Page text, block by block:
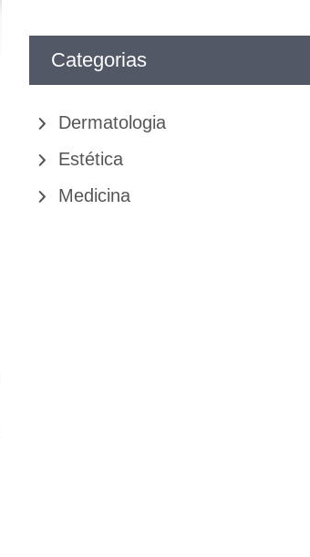
Categorias
Dermatologia
Estética
Medicina